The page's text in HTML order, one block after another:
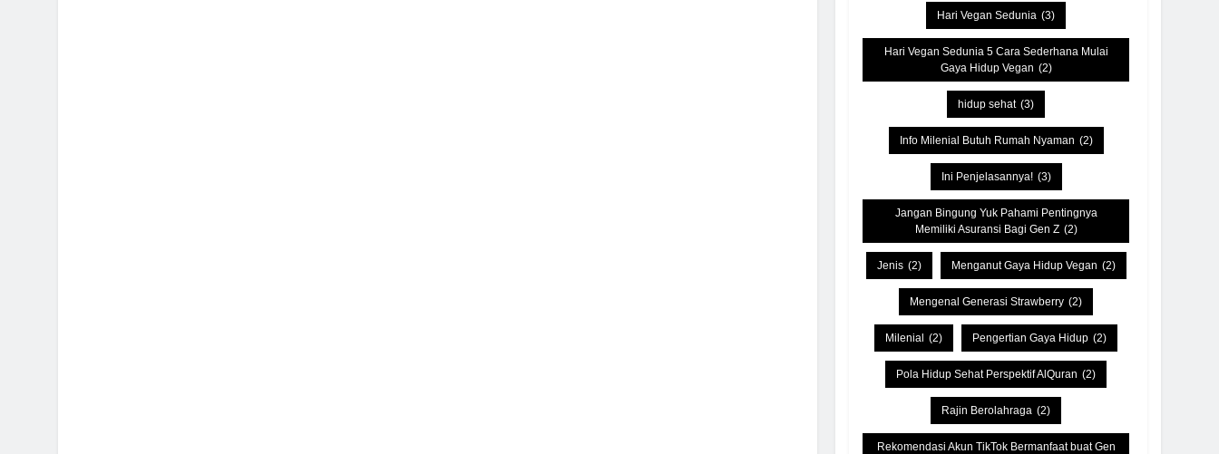
Hari Vegan Sedunia (3)
Hari Vegan Sedunia 5 Cara Sederhana Mulai
Gaya Hidup Vegan (2)
hidup sehat (3)
Info Milenial Butuh Rumah Nyaman (2)
Ini Penjelasannya! (3)
Jangan Bingung Yuk Pahami Pentingnya
Memiliki Asuransi Bagi Gen Z (2)
Jenis (2) Menganut Gaya Hidup Vegan (2)
Mengenal Generasi Strawberry (2)
Milenial (2) Pengertian Gaya Hidup (2)
Pola Hidup Sehat Perspektif AlQuran (2)
Rajin Berolahraga (2)
Rekomendasi Akun TikTok Bermanfaat buat Gen